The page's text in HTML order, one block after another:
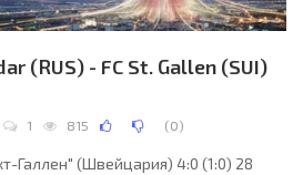
(RUS) - FC St. Gallen (SUI)
1 815 (0)
Галлен" (Швейцария) 4:0 (1:0) 28